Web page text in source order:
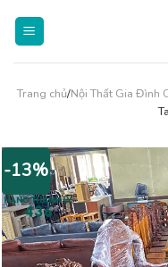
Trang chủ/Nội Thất Gia Đình
-13%